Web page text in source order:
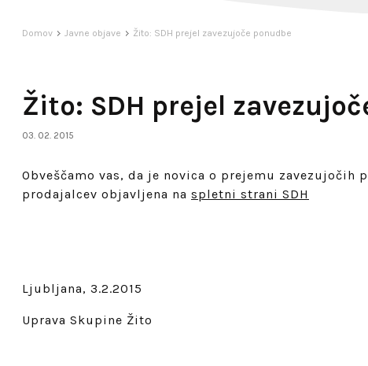
Domov Javne objave Žito: SDH prejel zavezujoče ponudbe
Žito: SDH prejel
03. 02. 2015
Obveščamo vas, da je novica o prejemu
prodajalcev objavljena na spletni strani SDH
Ljubljana, 3.2.2015
Uprava Skupine Žito